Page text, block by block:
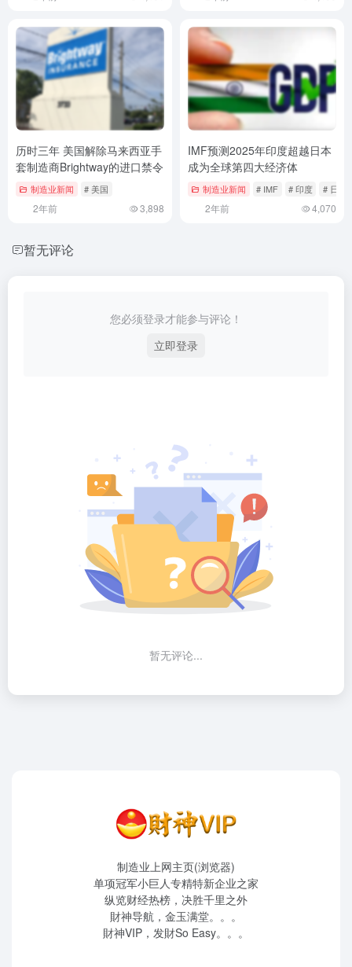
历时三年 美国解除马来西亚手
套制造商Brightway的进口禁令
制造业新闻 # 美国
2年前 3,898
IMF预测2025年印度超越日本
成为全球第四大经济体
制造业新闻 # IMF # 印度 # 日本
2年前 4,070
暂无评论
您必须登录才能参与评论！
立即登录
暂无评论...
制造业上网主页(浏览器)
单项冠军小巨人专精特新企业之家
纵览财经热榜，决胜千里之外
財神导航，金玉满堂。。。
財神VIP，发財So Easy。。。